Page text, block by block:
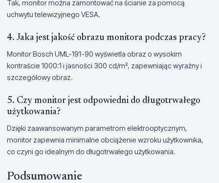
Tak, monitor można zamontować na ścianie za pomocą
uchwytu telewizyjnego VESA.
4. Jaka jest jakość obrazu monitora podczas pracy?
Monitor Bosch UML-191-90 wyświetla obraz o wysokim
kontraście 1000:1 i jasności 300 cd/m², zapewniając wyraźny i
szczegółowy obraz.
5. Czy monitor jest odpowiedni do długotrwałego
użytkowania?
Dzięki zaawansowanym parametrom elektrooptycznym,
monitor zapewnia minimalne obciążenie wzroku użytkownika,
co czyni go idealnym do długotrwałego użytkowania.
Podsumowanie